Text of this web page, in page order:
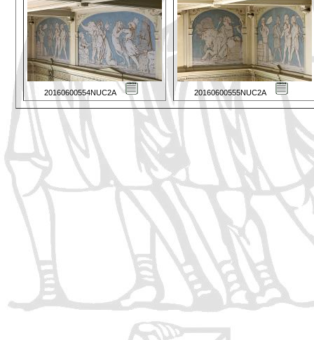
20160600554NUC2A 20160600555NUC2A